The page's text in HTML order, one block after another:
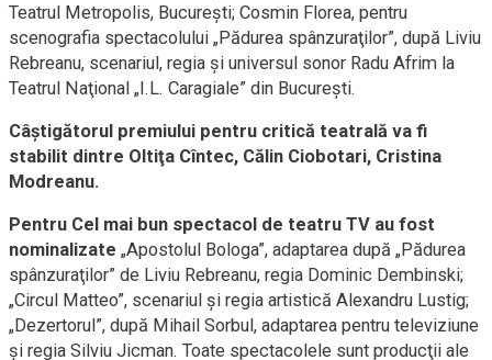
Teatrul Metropolis, Bucureşti; Cosmin Florea, pentru
scenografia spectacolului „Pădurea spânzuraţilor”, după Liviu
Rebreanu, scenariul, regia şi universul sonor Radu Afrim la
Teatrul Naţional „I.L. Caragiale” din Bucureşti.
Câştigătorul premiului pentru critică teatrală va fi
stabilit dintre Oltiţa Cîntec, Călin Ciobotari, Cristina
Modreanu.
Pentru Cel mai bun spectacol de teatru TV au fost
nominalizate „Apostolul Bologa”, adaptarea după „Pădurea
spânzuraţilor” de Liviu Rebreanu, regia Dominic Dembinski;
„Circul Matteo”, scenariul şi regia artistică Alexandru Lustig;
„Dezertorul”, după Mihail Sorbul, adaptarea pentru televiziune
şi regia Silviu Jicman. Toate spectacolele sunt producţii ale